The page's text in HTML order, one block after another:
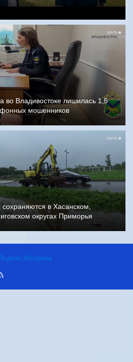
во Владивостоке лишилась 1,5
мошенников
в Хасанском,
округах Приморья